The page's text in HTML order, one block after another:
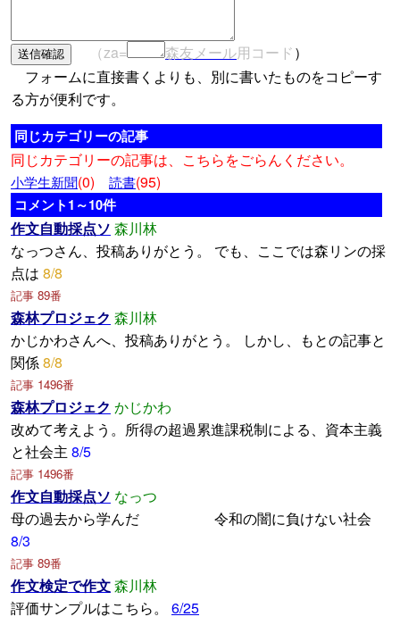
（za= 森友メール用コード）
フォームに直接書くよりも、別に書いたものをコピーす
る方が便利です。
同じカテゴリーの記事
同じカテゴリーの記事は、こちらをごらんください。
小学生新聞(0) 読書(95)
コメント1～10件
作文自動採点ソ 森川林
なっつさん、投稿ありがとう。 でも、ここでは森リンの採
点は 8/8
記事 89番
森林プロジェク 森川林
かじかわさんへ、投稿ありがとう。 しかし、もとの記事と
関係8/8
記事 1496番
森林プロジェク かじかわ
改めて考えよう。所得の超過累進課税制による、資本主義
と社会主 8/5
記事 1496番
作文自動採点ソ なっつ
母の過去から学んだ 令和の闇に負けない社会
8/3
記事 89番
作文検定で作文森川林
評価サンプルはこちら。 6/25